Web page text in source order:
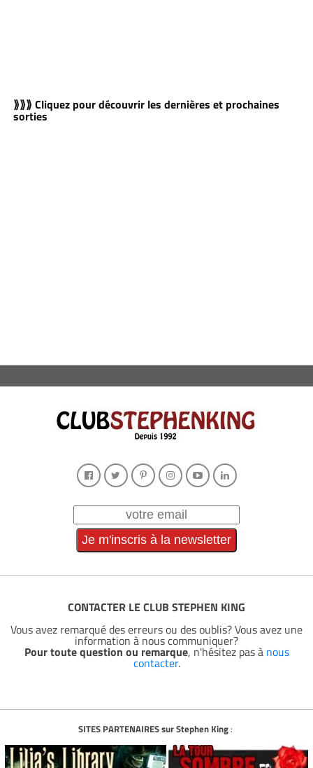
⟫⟫⟫ Cliquez pour découvrir les dernières et prochaines
sorties
CONTACTER LE CLUB STEPHEN KING
Vous avez remarqué des erreurs ou des oublis? Vous avez une
information à nous communiquer?
Pour toute question ou remarque, n'hésitez pas à nous
contacter.
SITES PARTENAIRES sur Stephen King: